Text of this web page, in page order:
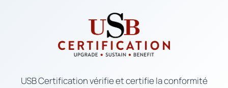
USB Certification vérifie et certifie la conformité